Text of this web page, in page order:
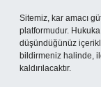
Sitemiz, kar amacı
platformudur.
düşündüğünüz
bildirmeniz halinde,
kaldırılacaktır.